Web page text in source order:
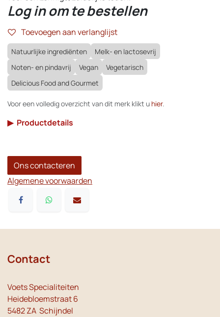
Log in om te bestellen
Toevoegen aan verlanglijst
Natuurlijke ingrediënten
Melk- en lactosevrij
Noten- en pindavrij
Vegan
Vegetarisch
Delicious Food and Gourmet
Voor een volledig overzicht van dit merk klikt u hier.
▶ Productdetails
Ons contacteren
Algemene voorwaarden
Contact
Voets Specialiteiten
Heidebloemstraat 6
5482 ZA Schijndel